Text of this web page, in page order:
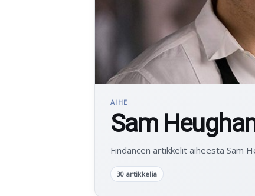
AIHE
Sam
Findancen artikkelit aiheesta Sam
30 artikkelia